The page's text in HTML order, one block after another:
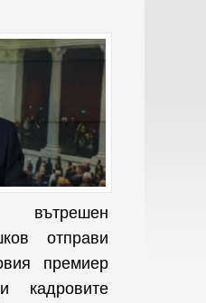
вътрешен
отправи
премиер
кадровите